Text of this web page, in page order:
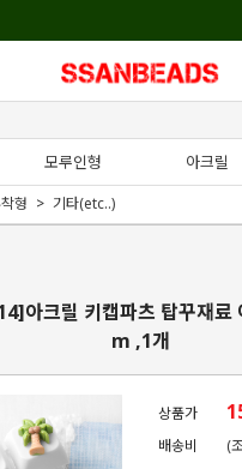
모루인형 아크릴
형 기타(etc..)
아크릴 키캡파츠 탑꾸재
m ,1개
상품가
배송비
(